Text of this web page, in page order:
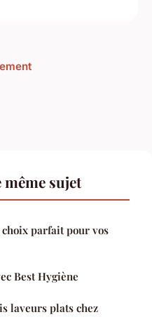
sujet
parfait pour vos
Best Hygiène
laveurs plats chez